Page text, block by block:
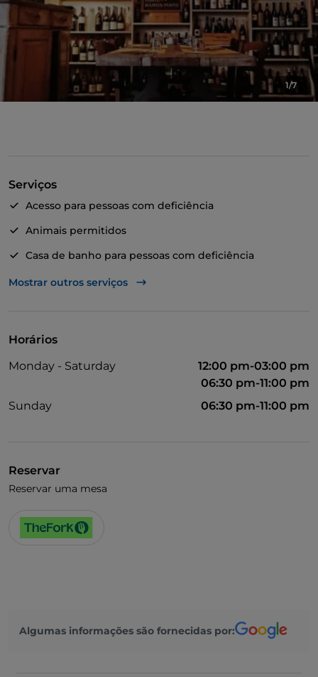
1/7
Serviços
Acesso para pessoas com deficiência
Animais permitidos
Casa de banho para pessoas com deficiência
Fala-se inglês
Mostrar outros serviços
Horários
Monday - Saturday
12:00 pm-03:00 pm
06:30 pm-11:00 pm
Sunday
06:30 pm-11:00 pm
Reservar
Reservar uma mesa
Algumas informações são fornecidas por: